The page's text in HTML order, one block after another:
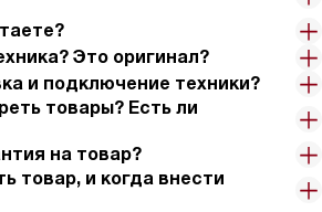
Это оригинал?
и подключение техники?
товары? Есть ли
на товар?
товар, и когда внести